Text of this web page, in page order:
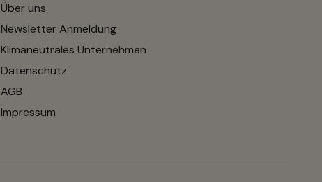
Über uns
Newsletter Anmeldung
Klimaneutrales Unternehmen
Datenschutz
AGB
Impressum